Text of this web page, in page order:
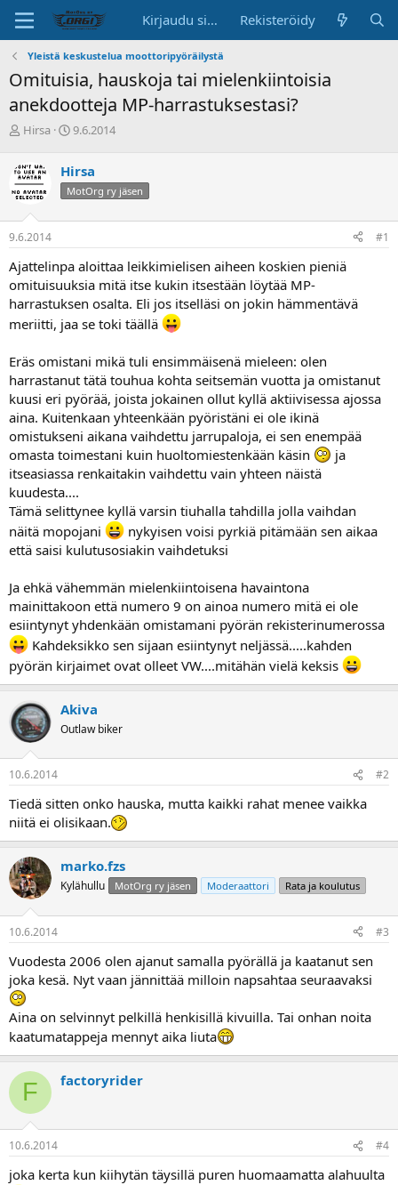
Kirjaudu sisään Rekisteröidy
Yleistä keskustelua moottoripyöräilystä
Omituisia, hauskoja tai mielenkiintoisia
anekdootteja MP-harrastuksestasi?
K
s
k
u
t
e
u
n
a
l
i
t
t
a
j
a
Hirsa
A
i
t
s
i
v
ä
9.6.2014
Hirsa
MotOrg ry jäsen
9.6.2014 #1
Ajattelinpa aloittaa leikkimielisen aiheen koskien pieniä
omituisuuksia mitä itse kukin itsestään löytää MP-
harrastuksen osalta. Eli jos itselläsi on jokin hämmentävä
meriitti, jaa se toki täällä
Eräs omistani mikä tuli ensimmäisenä mieleen: olen
harrastanut tätä touhua kohta seitsemän vuotta ja omistanut
kuusi eri pyörää, joista jokainen ollut kyllä aktiivisessa ajossa
aina. Kuitenkaan yhteenkään pyöristäni ei ole ikinä
omistukseni aikana vaihdettu jarrupaloja, ei sen enempää
omasta toimestani kuin huoltomiestenkään käsin
ja
itseasiassa renkaitakin vaihdettu vain yhteen näistä
kuudesta....
Tämä selittynee kyllä varsin tiuhalla tahdilla jolla vaihdan
näitä mopojani
nykyisen voisi pyrkiä pitämään sen aikaa
että saisi kulutusosiakin vaihdetuksi
Ja ehkä vähemmän mielenkiintoisena havaintona
mainittakoon että numero 9 on ainoa numero mitä ei ole
esiintynyt yhdenkään omistamani pyörän rekisterinumerossa
Kahdeksikko sen sijaan esiintynyt neljässä.....kahden
pyörän kirjaimet ovat olleet VW....mitähän vielä keksis
Akiva
Outlaw biker
10.6.2014 #2
Tiedä sitten onko hauska, mutta kaikki rahat menee vaikka
niitä ei olisikaan.
marko.fzs
Kylähullu MotOrg ry jäsen Moderaattori Rata ja koulutus
10.6.2014 #3
Vuodesta 2006 olen ajanut samalla pyörällä ja kaatanut sen
joka kesä. Nyt vaan jännittää milloin napsahtaa seuraavaksi
Aina on selvinnyt pelkillä henkisillä kivuilla. Tai onhan noita
kaatumatappeja mennyt aika liuta
F factoryrider
10.6.2014 #4
joka kerta kun kiihytän täysillä puren huomaamatta alahuulta